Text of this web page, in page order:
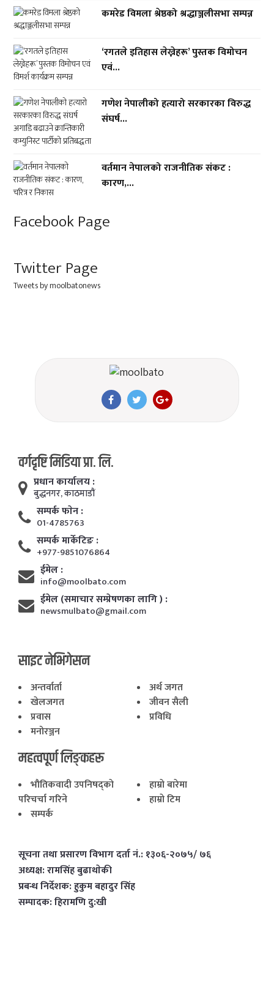
कमरेड विमला श्रेष्ठको श्रद्धाञ्जलीसभा सम्पन्न
‘रगतले इतिहास लेख्नेहरू’ पुस्तक विमोचन
एवं...
गणेश नेपालीको हत्यारो सरकारका विरुद्ध
संघर्ष...
वर्तमान नेपालको राजनीतिक संकट :
कारण,...
Facebook Page
Twitter Page
Tweets by moolbatonews
वर्गदृष्टि मिडिया प्रा. लि.
प्रधान कार्यालय :
बुद्धनगर, काठमाडाैं
सम्पर्क फाेन :
01-4785763
सम्पर्क मार्केटिङ :
+977-9851076864
ईमेल :
info@moolbato.com
ईमेल (समाचार सम्प्रेषणका लागि ) :
newsmulbato@gmail.com
साइट नेभिगेसन
अन्तर्वार्ता
अर्थ जगत
खेलजगत
जीवन सैली
प्रवास
प्रविधि
मनोरञ्जन
महत्वपूर्ण लिङ्कहरू
भाैतिकवादी उपनिषद्काे
परिचर्चा गरिने
हाम्राे बारेमा
हाम्राे टिम
सम्पर्क
सूचना तथा प्रसारण विभाग दर्ता नं.: १३०६-२०७५/ ७६
अध्यक्ष: रामसिंह बुढाथाेकी
प्रबन्ध निर्देशक: हुकुम बहादुर सिंह
सम्पादक: हिरामणि दु:खी